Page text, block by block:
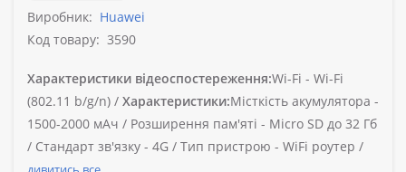
Виробник: Huawei
Код товару: 3590
Характеристики відеоспостереження:Wi-Fi - Wi-Fi
(802.11 b/g/n) / Характеристики:Місткість акумулятора -
1500-2000 мАч / Розширення пам'яті - Micro SD до 32 Гб
/ Стандарт зв'язку - 4G / Тип пристрою - WiFi роутер /